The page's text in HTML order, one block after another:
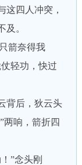
这四人冲突，
及。
箭奈得我
轻功，快过
后，狄云头
两响，箭折四
”念头刚